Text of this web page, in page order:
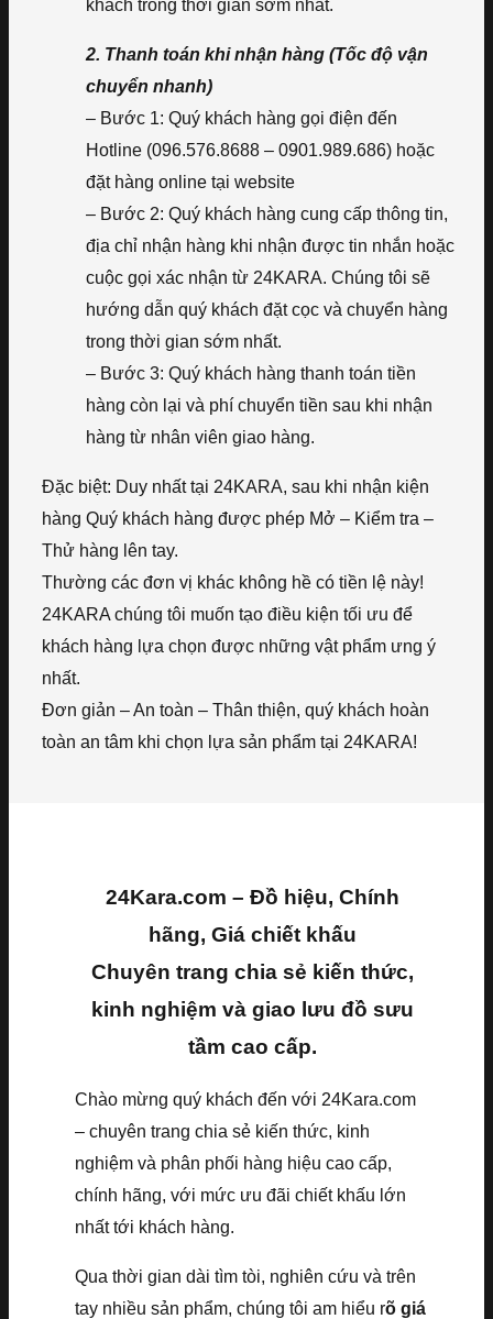
khách trong thời gian sớm nhất.
2. Thanh toán khi nhận hàng (Tốc độ vận
chuyển nhanh)
– Bước 1: Quý khách hàng gọi điện đến
Hotline (096.576.8688 – 0901.989.686) hoặc
đặt hàng online tại website
– Bước 2: Quý khách hàng cung cấp thông tin,
địa chỉ nhận hàng khi nhận được tin nhắn hoặc
cuộc gọi xác nhận từ 24KARA. Chúng tôi sẽ
hướng dẫn quý khách đặt cọc và chuyển hàng
trong thời gian sớm nhất.
– Bước 3: Quý khách hàng thanh toán tiền
hàng còn lại và phí chuyển tiền sau khi nhận
hàng từ nhân viên giao hàng.
Đặc biệt: Duy nhất tại 24KARA, sau khi nhận kiện
hàng Quý khách hàng được phép Mở – Kiểm tra –
Thử hàng lên tay.
Thường các đơn vị khác không hề có tiền lệ này!
24KARA chúng tôi muốn tạo điều kiện tối ưu để
khách hàng lựa chọn được những vật phẩm ưng ý
nhất.
Đơn giản – An toàn – Thân thiện, quý khách hoàn
toàn an tâm khi chọn lựa sản phẩm tại 24KARA!
24Kara.com – Đồ hiệu, Chính
hãng, Giá chiết khấu
Chuyên trang chia sẻ kiến thức,
kinh nghiệm và giao lưu đồ sưu
tầm cao cấp.
Chào mừng quý khách đến với 24Kara.com
– chuyên trang chia sẻ kiến thức, kinh
nghiệm và phân phối hàng hiệu cao cấp,
chính hãng, với mức ưu đãi chiết khấu lớn
nhất tới khách hàng.
Qua thời gian dài tìm tòi, nghiên cứu và trên
tay nhiều sản phẩm, chúng tôi am hiểu rõ giá